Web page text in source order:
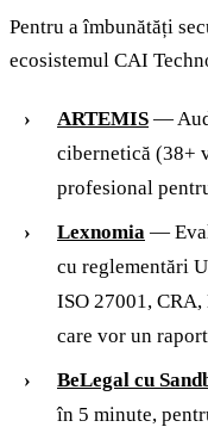
Pentru a îmbunătăți
ecosistemul CAI
ARTEMIS —
cibernetică (38+
profesional
Lexnomia —
cu reglementări
ISO 27001,
care vor un
BeLegal cu
în 5 minute,